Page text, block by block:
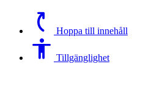
switch_access_shortcut Hoppa till innehåll
Accessibility Tillgänglighet